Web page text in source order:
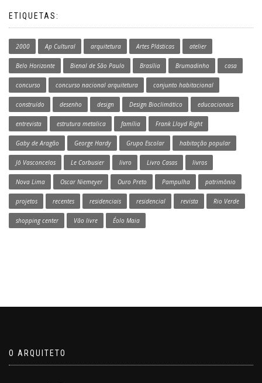
ETIQUETAS:
2000 Ap Cultural arquitetura Artes Plásticas atelier
Belo Horizonte Bienal de São Paulo Brasília Brumadinho casa
concurso concurso nacional arquitetura conjunto habitacional
construído desenho design Design Bioclimático educacionais
entrevista estrutura metalica família Frank Lloyd Right
Gaby de Aragão George Hardy Grupo Escolar habitação popular
Jô Vasconcelos Le Corbusier livro Livro Casas livros
Nova Lima Oscar Niemeyer Ouro Preto Pampulha patrimônio
projetos recentes residenciais residencial revista Rio Verde
shopping center Vão livre Éolo Maia
O ARQUITETO